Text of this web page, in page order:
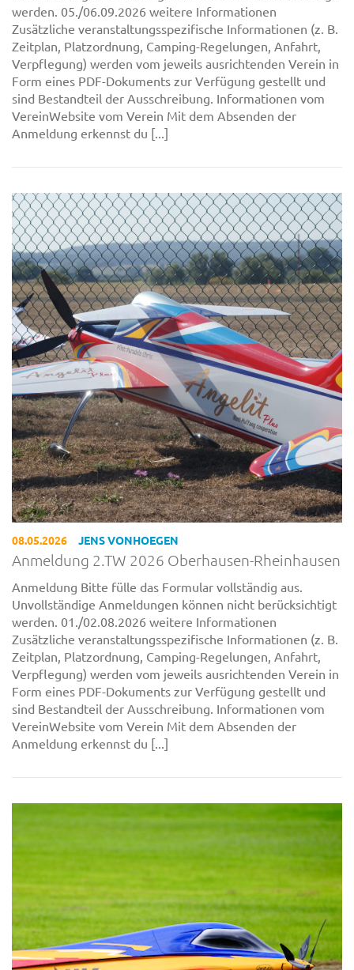
werden. 05./06.09.2026 weitere Informationen
Zusätzliche veranstaltungsspezifische Informationen (z. B.
Zeitplan, Platzordnung, Camping-Regelungen, Anfahrt,
Verpflegung) werden vom jeweils ausrichtenden Verein in
Form eines PDF-Dokuments zur Verfügung gestellt und
sind Bestandteil der Ausschreibung. Informationen vom
VereinWebsite vom Verein Mit dem Absenden der
Anmeldung erkennst du [...]
08.05.2026 JENS VONHOEGEN
Anmeldung 2.TW 2026 Oberhausen-Rheinhausen
Anmeldung Bitte fülle das Formular vollständig aus.
Unvollständige Anmeldungen können nicht berücksichtigt
werden. 01./02.08.2026 weitere Informationen
Zusätzliche veranstaltungsspezifische Informationen (z. B.
Zeitplan, Platzordnung, Camping-Regelungen, Anfahrt,
Verpflegung) werden vom jeweils ausrichtenden Verein in
Form eines PDF-Dokuments zur Verfügung gestellt und
sind Bestandteil der Ausschreibung. Informationen vom
VereinWebsite vom Verein Mit dem Absenden der
Anmeldung erkennst du [...]